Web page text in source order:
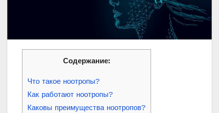
Содержание:
Что такое ноотропы?
Как работают ноотропы?
Каковы преимущества ноотропов?